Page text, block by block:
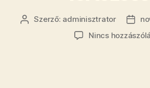
Bejegyzés
Szerző: adminisztrator
Nincs